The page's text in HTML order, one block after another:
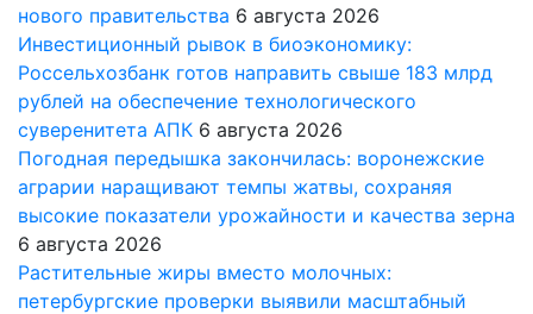
нового правительства 6 августа 2026
Инвестиционный рывок в биоэкономику:
Россельхозбанк готов направить свыше 183 млрд
рублей на обеспечение технологического
суверенитета АПК 6 августа 2026
Погодная передышка закончилась: воронежские
аграрии наращивают темпы жатвы, сохраняя
высокие показатели урожайности и качества зерна
6 августа 2026
Растительные жиры вместо молочных:
петербургские проверки выявили масштабный